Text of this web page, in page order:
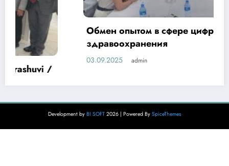
Обмен опытом в сфере цифровизации
здравоохранения
Development by BI SOFT 2026 | Powered By SpiceThemes